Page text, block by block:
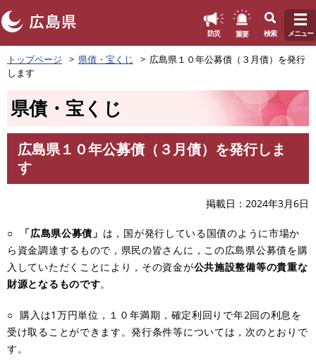
ペ
ー
ジ
防災 重要 検索 メニュー
トップページ 県債・宝くじ
広島県１０年公募債（３月債）を発行
します
県債・宝くじ
広島県１０年公募債（３月債）を発行しま
す
掲載日 2024年3月6日
○ 「広島県公募債」 は，国が発行している国債のように市場か
ら資金調達するもので，県民の皆さんに，この広島県公募債を購
入していただくことにより，その資金が公共施設整備等の貴重な
財源となるものです。
○ 購入は1万円単位，１０年満期，確定利回りで年2回の利息を
受け取ることができます。発行条件等については，次のとおりで
す。